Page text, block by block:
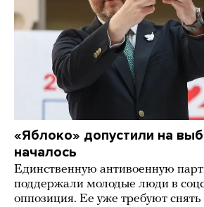
«Яблоко» допустили на
началось
Единственную антивоенную
поддержали молодые люди в
оппозиция. Ее уже требуют снять